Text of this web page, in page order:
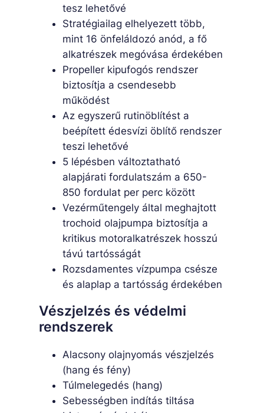
tesz lehetővé
Stratégiailag elhelyezett több,
mint 16 önfeláldozó anód, a fő
alkatrészek megóvása érdekében
Propeller kipufogós rendszer
biztosítja a csendesebb
működést
Az egyszerű rutinöblítést a
beépített édesvízi öblítő rendszer
teszi lehetővé
5 lépésben változtatható
alapjárati fordulatszám a 650-
850 fordulat per perc között
Vezérműtengely által meghajtott
trochoid olajpumpa biztosítja a
kritikus motoralkatrészek hosszú
távú tartósságát
Rozsdamentes vízpumpa csésze
és alaplap a tartósság érdekében
Vészjelzés és védelmi
rendszerek
Alacsony olajnyomás vészjelzés
(hang és fény)
Túlmelegedés (hang)
Sebességben indítás tiltása